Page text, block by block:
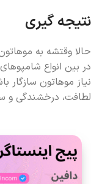
نتیجه گیری
حالا وقتشه به
در بین انواع
نیاز موهاتون سازگار
لطافت، درخشندگی و